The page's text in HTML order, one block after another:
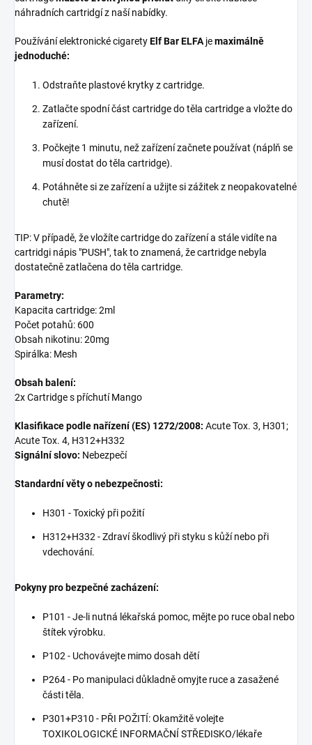
náhradních cartridgí z naší nabídky.
Používání elektronické cigaretyElf Bar ELFA jemaximálně
jednoduché:
Odstraňte plastové krytky z cartridge.
Zatlačte spodní část cartridge do těla cartridge a vložte do
zařízení.
Počkejte 1 minutu, než zařízení začnete používat (náplň se
musí dostat do těla cartridge).
Potáhněte si ze zařízení a užijte si zážitek z neopakovatelné
chutě!
TIP: V případě, že vložíte cartridge do zařízení a stále vidíte na
cartridgi nápis "PUSH", tak to znamená, že cartridge nebyla
dostatečně zatlačena do těla cartridge.
Parametry:
Kapacita cartridge: 2ml
Počet potahů: 600
Obsah nikotinu: 20mg
Spirálka: Mesh
Obsah balení:
2x Cartridge s příchutí Mango
Klasifikace podle nařízení (ES) 1272/2008: Acute Tox. 3, H301;
Acute Tox. 4, H312+H332
Signální slovo: Nebezpečí
Standardní věty o nebezpečnosti:
H301 - Toxický při požití
H312+H332 - Zdraví škodlivý při styku s kůží nebo při
vdechování.
Pokyny pro bezpečné zacházení:
P101 - Je-li nutná lékařská pomoc, mějte po ruce obal nebo
štítek výrobku.
P102 - Uchovávejte mimo dosah dětí
P264 - Po manipulaci důkladně omyjte ruce a zasažené
části těla.
P301+P310 - PŘI POŽITÍ: Okamžitě volejte
TOXIKOLOGICKÉ INFORMAČNÍ STŘEDISKO/lékaře